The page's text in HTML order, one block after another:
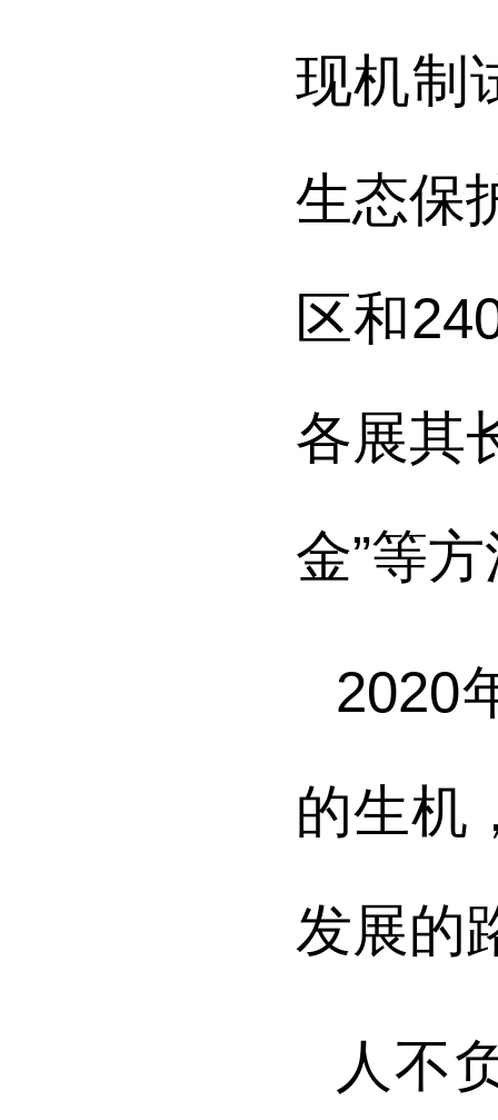
现机制
生态保
区和
各展其
金”等
2020
的生机
发展的
人不